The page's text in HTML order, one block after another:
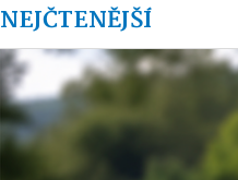
NEJČTENĚJŠÍ